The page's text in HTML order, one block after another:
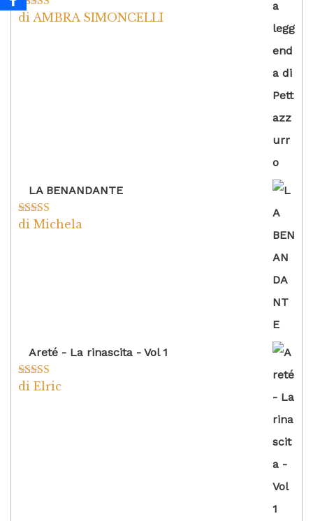
Valutato5su
di AMBRA SIMONCELLI
LA BENANDANTE
Valutato5su
di Michela
Areté - La rinascita - Vol 1
Valutato5
di Elric